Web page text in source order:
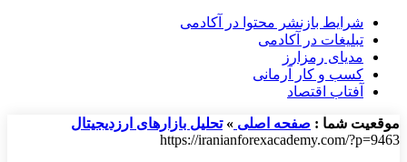
شرایط بازنشر محتوا در آکادمی
تبلیغات در آکادمی
مدیای رمزارز
کسب و کار آرمانی
آفتاب اقتصاد
موقعیت شما : صفحه اصلی »تحلیل بازارهای ارزدیجیتال
https://iranianforexacademy.com/?p=9463